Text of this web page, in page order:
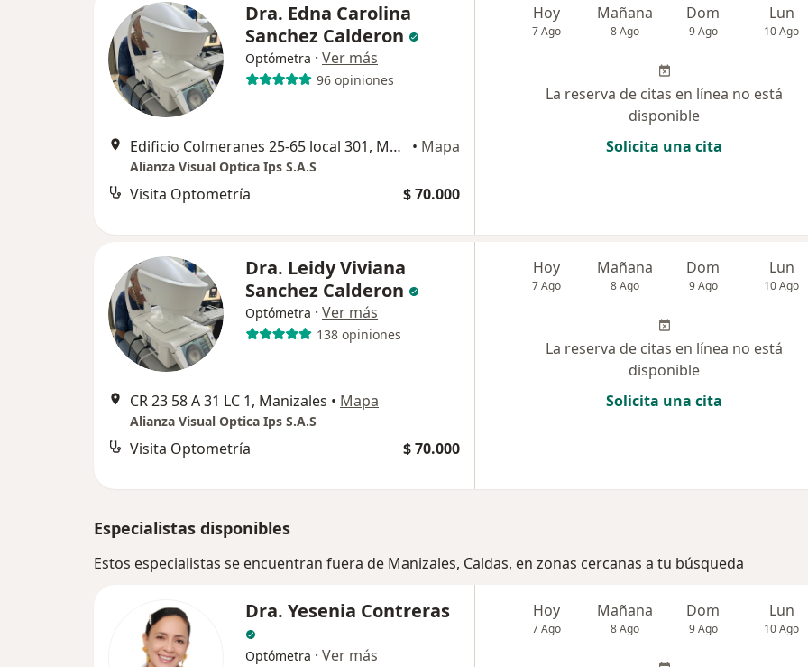
Dra. Edna Carolina
Sanchez Calderon
Optómetra · Ver más
96 opiniones
Edificio Colmeranes 25-65 local 301, Manizales • Mapa
Alianza Visual Optica Ips S.A.S
Visita Optometría $ 70.000
Hoy
7 Ago
Mañana
8 Ago
Dom
9 Ago
Lun
10 Ago
La reserva de citas en línea no está
disponible
Solicita una cita
Dra. Leidy Viviana
Sanchez Calderon
Optómetra · Ver más
138 opiniones
CR 23 58 A 31 LC 1, Manizales • Mapa
Alianza Visual Optica Ips S.A.S
Visita Optometría $ 70.000
Hoy
7 Ago
Mañana
8 Ago
Dom
9 Ago
Lun
10 Ago
La reserva de citas en línea no está
disponible
Solicita una cita
Especialistas disponibles
Estos especialistas se encuentran fuera de Manizales, Caldas, en zonas cercanas a tu búsqueda
Dra. Yesenia Contreras
Optómetra · Ver más
Hoy
7 Ago
Mañana
8 Ago
Dom
9 Ago
Lun
10 Ago